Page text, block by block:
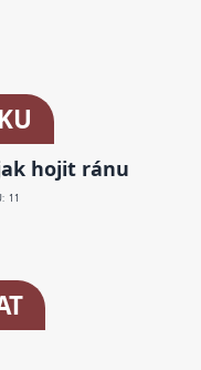
hojit ránu
11